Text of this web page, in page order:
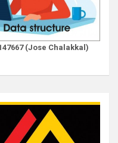
(Jose Chalakkal)